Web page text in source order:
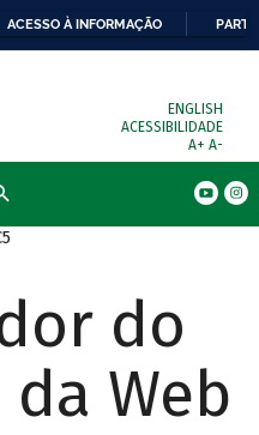
ACESSO À INFORMAÇÃO
ENGLISH
ACESSIBILIDADE
A+ A-
do
Web